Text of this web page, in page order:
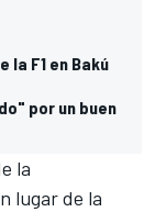
F1 en Bakú
por un buen
la
lugar de la